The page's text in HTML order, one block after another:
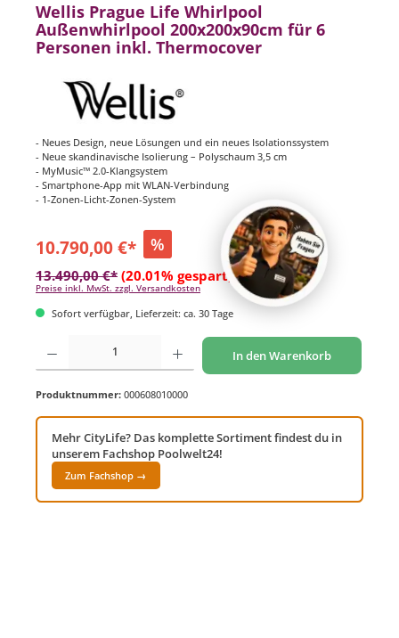
Wellis Prague Life Whirlpool
Außenwhirlpool 200x200x90cm für 6
Personen inkl. Thermocover
- Neues Design, neue Lösungen und ein neues Isolationssystem
- Neue skandinavische Isolierung – Polyschaum 3,5 cm
- MyMusic™ 2.0-Klangsystem
- Smartphone-App mit WLAN-Verbindung
- 1-Zonen-Licht-Zonen-System
10.790,00 €* %
13.490,00 €* (20.01% gespart)
Preise inkl. MwSt. zzgl. Versandkosten
Sofort verfügbar, Lieferzeit: ca. 30 Tage
Produkt Anzahl: Gib den gewünschten Wert ein oder benutze die Schaltflächen um
In den Warenkorb
Produktnummer: 000608010000
Mehr CityLife? Das komplette Sortiment findest du in
unserem Fachshop Poolwelt24!
Zum Fachshop →